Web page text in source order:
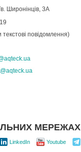
Широнінців, 3А
текстові повідомлення)
МЕРЕЖАХ
LinkedIn Youtube